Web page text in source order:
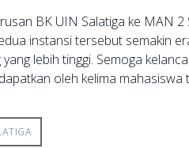
BK UIN Salatiga ke MAN
instansi tersebut semakin
lebih tinggi. Semoga
oleh kelima mahasiswa